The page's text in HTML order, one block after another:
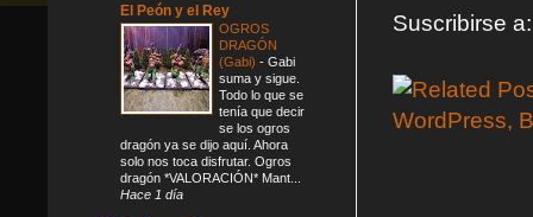
Suscribirse
El Peón y el Rey
OGROS
DRAGÓN
(Gabi) - Gabi
suma y sigue.
Todo lo que se
tenía que decir
se los ogros
dragón ya se dijo aquí. Ahora
solo nos toca disfrutar. Ogros
dragón *VALORACIÓN* Mant...
Hace 1 día